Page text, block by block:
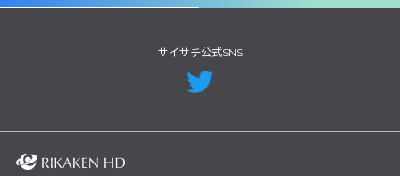
サイサチ公式SNS